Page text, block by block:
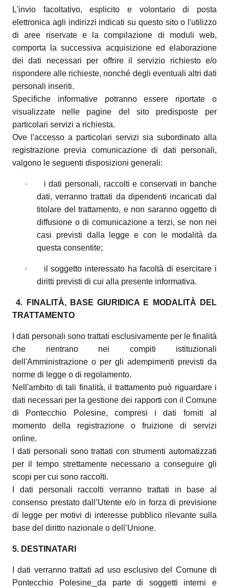
L'invio facoltativo, esplicito e volontario di posta
elettronica agli indirizzi indicati su questo sito o l'utilizzo
di aree riservate e la compilazione di moduli web,
comporta la successiva acquisizione ed elaborazione
dei dati necessari per offrire il servizio richiesto e/o
rispondere alle richieste, nonché degli eventuali altri dati
personali inseriti.
Specifiche informative potranno essere riportate o
visualizzate nelle pagine del sito predisposte per
particolari servizi a richiesta.
Ove l'accesso a particolari servizi sia subordinato alla
registrazione previa comunicazione di dati personali,
valgono le seguenti disposizioni generali:
·
i dati personali, raccolti e conservati in banche
dati, verranno trattati da dipendenti incaricati dal
titolare del trattamento, e non saranno oggetto di
diffusione o di comunicazione a terzi, se non nei
casi previsti dalla legge e con le modalità da
questa consentite;
·
il soggetto interessato ha facoltà di esercitare i
diritti previsti di cui alla presente informativa.
4. FINALITÀ, BASE GIURIDICA E MODALITÀ DEL
TRATTAMENTO
I dati personali sono trattati esclusivamente per le finalità
che rientrano nei compiti istituzionali
dell'Amministrazione o per gli adempimenti previsti da
norme di legge o di regolamento.
Nell'ambito di tali finalità, il trattamento può riguardare i
dati necessari per la gestione dei rapporti con il Comune
di Pontecchio Polesine, compresi i dati forniti al
momento della registrazione o fruizione di servizi
online.
I dati personali sono trattati con strumenti automatizzati
per il tempo strettamente necessario a conseguire gli
scopi per cui sono raccolti.
I dati personali raccolti verranno trattati in base al
consenso prestato dall’Utente e/o in forza di previsione
di legge per motivi di interesse pubblico rilevante sulla
base del diritto nazionale o dell’Unione.
5. DESTINATARI
I dati verranno trattati ad uso esclusivo del Comune di
Pontecchio Polesine
da parte di soggetti interni e